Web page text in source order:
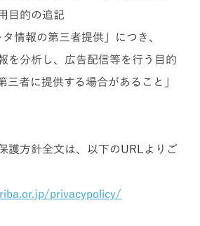
目的の追記
情報の第三者提供」につき、
を分析し、広告配信等を行う目的
三者に提供する場合があること」
護方針全文は、以下のURLよりご
privacypolicy/